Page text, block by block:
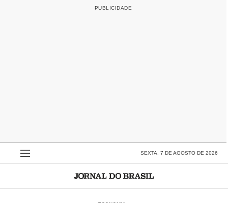
SEXTA, 7 DE AGOSTO DE 2026